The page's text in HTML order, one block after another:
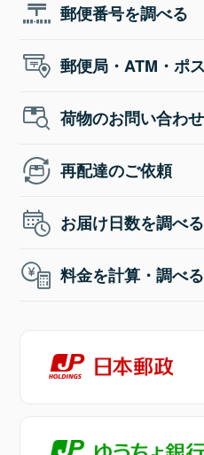
郵便番号を調べる
郵便局・ATM・ポ
荷物のお問い合わせ
再配達のご依頼
お届け日数を調べる
料金を計算・調べる